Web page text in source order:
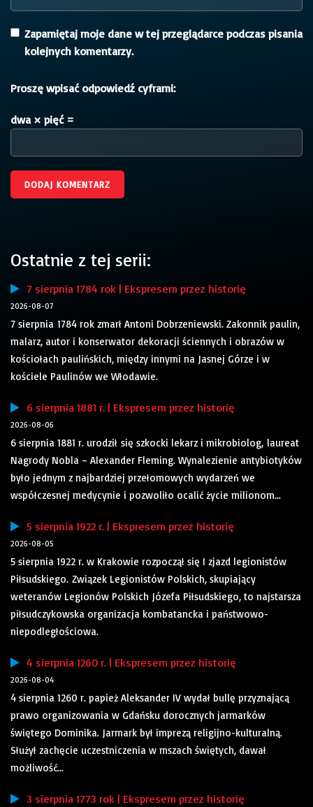
Zapamiętaj moje dane w tej przeglądarce podczas pisania
kolejnych komentarzy.
Proszę wpisać odpowiedź cyframi:
dwa × pięć =
Ostatnie z tej serii:
7 sierpnia 1784 rok | Ekspresem przez historię
2026-08-07
7 sierpnia 1784 rok zmarł Antoni Dobrzeniewski. Zakonnik paulin,
malarz, autor i konserwator dekoracji ściennych i obrazów w
kościołach paulińskich, między innymi na Jasnej Górze i w
kościele Paulinów we Włodawie.
6 sierpnia 1881 r. | Ekspresem przez historię
2026-08-06
6 sierpnia 1881 r. urodził się szkocki lekarz i mikrobiolog, laureat
Nagrody Nobla – Alexander Fleming. Wynalezienie antybiotyków
było jednym z najbardziej przełomowych wydarzeń we
współczesnej medycynie i pozwoliło ocalić życie milionom...
5 sierpnia 1922 r. | Ekspresem przez historię
2026-08-05
5 sierpnia 1922 r. w Krakowie rozpoczął się I zjazd legionistów
Piłsudskiego. Związek Legionistów Polskich, skupiający
weteranów Legionów Polskich Józefa Piłsudskiego, to najstarsza
piłsudczykowska organizacja kombatancka i państwowo-
niepodległościowa.
4 sierpnia 1260 r. | Ekspresem przez historię
2026-08-04
4 sierpnia 1260 r. papież Aleksander IV wydał bullę przyznającą
prawo organizowania w Gdańsku dorocznych jarmarków
świętego Dominika. Jarmark był imprezą religijno-kulturalną.
Służył zachęcie uczestniczenia w mszach świętych, dawał
możliwość...
3 sierpnia 1773 rok | Ekspresem przez historię